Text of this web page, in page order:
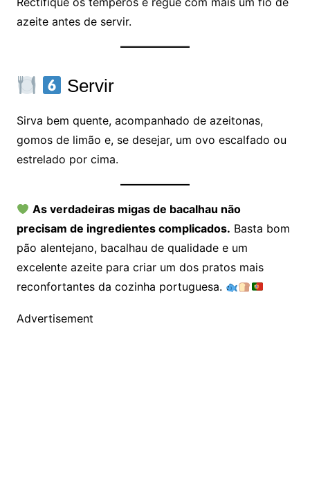
azeite antes de servir.
Servir
Sirva bem quente, acompanhado de azeitonas,
gomos de limão e, se desejar, um ovo escalfado ou
estrelado por cima.
As verdadeiras migas de bacalhau não
precisam de ingredientes complicados. Basta bom
pão alentejano, bacalhau de qualidade e um
excelente azeite para criar um dos pratos mais
reconfortantes da cozinha portuguesa.
Advertisement